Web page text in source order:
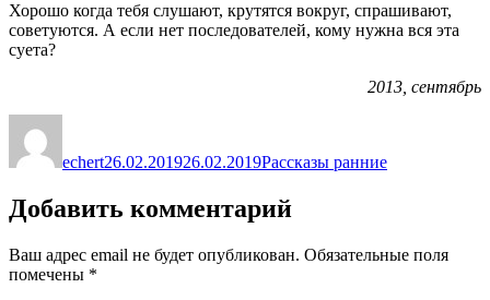
Хорошо когда тебя слушают, крутятся вокруг, спрашивают,
советуются. А если нет последователей, кому нужна вся эта
суета?
2013, сентябрь
echert26.02.201926.02.2019Рассказы ранние
Добавить комментарий
Ваш адрес email не будет опубликован. Обязательные поля
помечены *